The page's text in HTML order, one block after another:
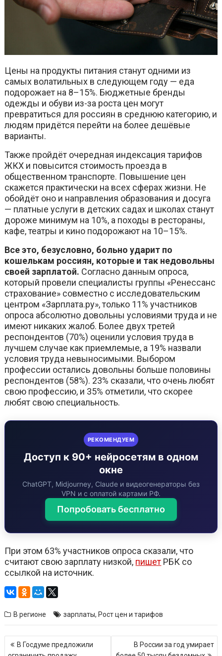
Цены на продукты питания станут одними из
самых волатильных в следующем году — еда
подорожает на 8–15%. Бюджетные бренды
одежды и обуви из-за роста цен могут
превратиться для россиян в среднюю категорию, и
людям придётся перейти на более дешёвые
варианты.
Также пройдёт очередная индексация тарифов
ЖКХ и повысится стоимость проезда в
общественном транспорте. Повышение цен
скажется практически на всех сферах жизни. Не
обойдёт оно и направления образования и досуга
— платные услуги в детских садах и школах станут
дороже минимум на 10%, а походы в рестораны,
кафе, театры и кино подорожают на 10–15%.
Все это, безусловно, больно ударит по
кошелькам россиян, которые и так недовольны
своей зарплатой. Согласно данным опроса,
который провели специалисты группы «Ренессанс
страхование» совместно с исследовательским
центром «Зарплата.ру», только 11% участников
опроса абсолютно довольны условиями труда и не
имеют никаких жалоб. Более двух третей
респондентов (70%) оценили условия труда в
лучшем случае как приемлемые, а 19% назвали
условия труда невыносимыми. Выбором
профессии остались довольны больше половины
респондентов (58%). 23% сказали, что очень любят
свою профессию, и 35% отметили, что скорее
любят свою специальность.
РЕКОМЕНДУЕМ
Доступ к 90+ нейросетям в одном
окне
ChatGPT, Midjourney, Claude и видеогенераторы без
VPN и с оплатой картами РФ.
Попробовать бесплатно
При этом 63% участников опроса сказали, что
считают свою зарплату низкой, пишет РБК со
ссылкой на источник.
В регионе зарплаты, Рост цен и тарифов
Навигация
по В Госдуме предложили
В России за год умирает